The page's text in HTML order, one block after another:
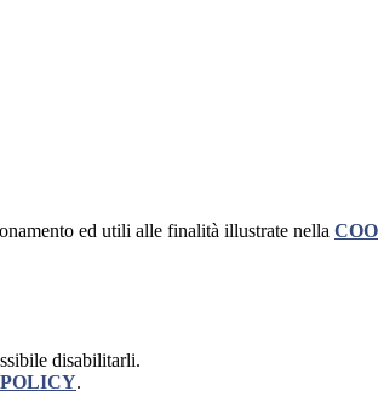
ed utili alle finalità illustrate nella
disabilitarli.
.